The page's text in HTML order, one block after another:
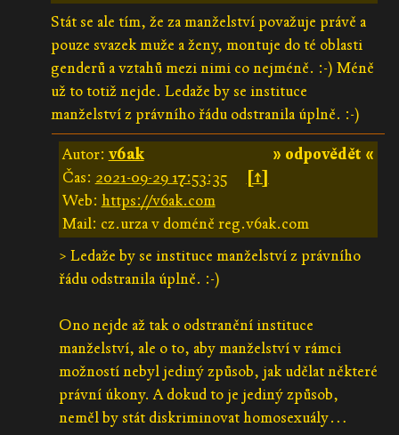
Stát se ale tím, že za manželství považuje právě a
pouze svazek muže a ženy, montuje do té oblasti
genderů a vztahů mezi nimi co nejméně. :-) Méně
už to totiž nejde. Ledaže by se instituce
manželství z právního řádu odstranila úplně. :-)
» odpovědět «
Autor: v6ak
Čas: 2021-09-29 17:53:35
[↑]
Web: https://v6ak.com
Mail: cz.urza v doméně reg.v6ak.com
> Ledaže by se instituce manželství z právního
řádu odstranila úplně. :-)
Ono nejde až tak o odstranění instituce
manželství, ale o to, aby manželství v rámci
možností nebyl jediný způsob, jak udělat některé
právní úkony. A dokud to je jediný způsob,
neměl by stát diskriminovat homosexuály…